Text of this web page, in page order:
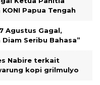
Papua Tengah
Agustus Gagal,
Seribu Bahasa”
Nabire terkait
kopi grilmulyo